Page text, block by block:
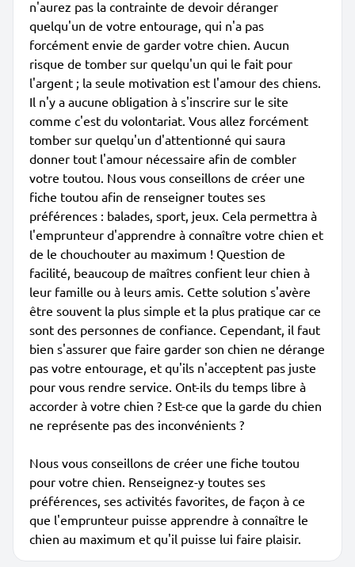
n'aurez pas la contrainte de devoir déranger
quelqu'un de votre entourage, qui n'a pas
forcément envie de garder votre chien. Aucun
risque de tomber sur quelqu'un qui le fait pour
l'argent ; la seule motivation est l'amour des chiens.
Il n'y a aucune obligation à s'inscrire sur le site
comme c'est du volontariat. Vous allez forcément
tomber sur quelqu'un d'attentionné qui saura
donner tout l'amour nécessaire afin de combler
votre toutou. Nous vous conseillons de créer une
fiche toutou afin de renseigner toutes ses
préférences : balades, sport, jeux. Cela permettra à
l'emprunteur d'apprendre à connaître votre chien et
de le chouchouter au maximum ! Question de
facilité, beaucoup de maîtres confient leur chien à
leur famille ou à leurs amis. Cette solution s'avère
être souvent la plus simple et la plus pratique car ce
sont des personnes de confiance. Cependant, il faut
bien s'assurer que faire garder son chien ne dérange
pas votre entourage, et qu'ils n'acceptent pas juste
pour vous rendre service. Ont-ils du temps libre à
accorder à votre chien ? Est-ce que la garde du chien
ne représente pas des inconvénients ?
Nous vous conseillons de créer une fiche toutou
pour votre chien. Renseignez-y toutes ses
préférences, ses activités favorites, de façon à ce
que l'emprunteur puisse apprendre à connaître le
chien au maximum et qu'il puisse lui faire plaisir.